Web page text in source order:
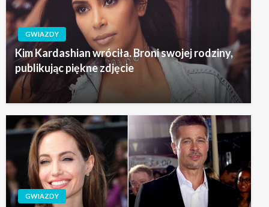
GWIAZDY
Kim Kardashian wróciła. Broni swojej rodziny,
publikując piękne zdjęcie
GWIAZDY